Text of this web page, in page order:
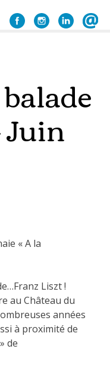
Juin
« A la
Liszt !
au Château du
années
à proximité de
de